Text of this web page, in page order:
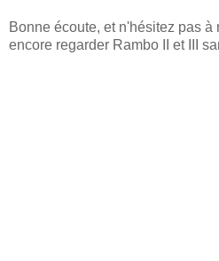
Bonne écoute, et n'hésitez pas
encore regarder Rambo II et III